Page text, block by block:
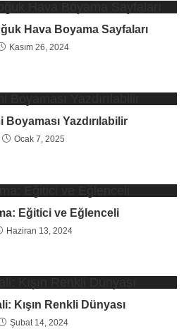
Hava Boyama Sayfaları
Kasım 26, 2024
Boyaması Yazdırılabilir
Ocak 7, 2025
Eğitici ve Eğlenceli
Haziran 13, 2024
Kışın Renkli Dünyası
Şubat 14, 2024